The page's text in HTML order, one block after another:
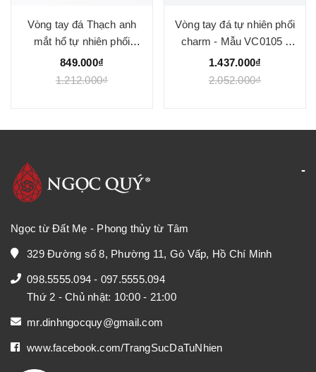
Ngọc Quý
407.000₫
Ngọc Quý
649.000₫
Ngọc từ Đất Mẹ - Phong thủy từ Tâm
329 Đường số 8, Phường 11, Gò Vấp, Hồ Chí Minh
098.5555.094 - 097.5555.094
Thứ 2 - Chủ nhật: 10:00 - 21:00
mr.dinhngocquy@gmail.com
www.facebook.com/TrangSucDaTuNhien